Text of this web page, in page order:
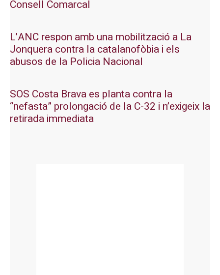
Consell Comarcal
L’ANC respon amb una mobilització a La
Jonquera contra la catalanofòbia i els
abusos de la Policia Nacional
SOS Costa Brava es planta contra la
“nefasta” prolongació de la C-32 i n’exigeix la
retirada immediata